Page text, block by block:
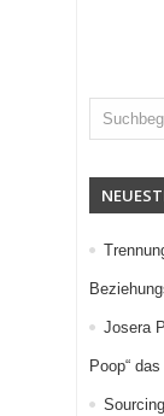
Josera
Poop“